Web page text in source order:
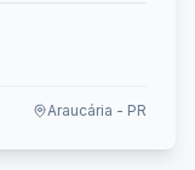
Araucária - PR